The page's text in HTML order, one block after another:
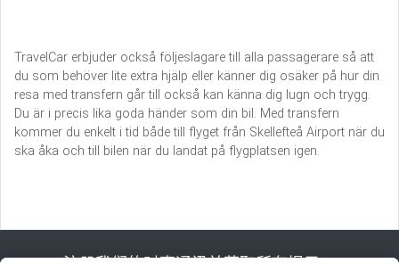
TravelCar erbjuder också följeslagare till alla passagerare så att
du som behöver lite extra hjälp eller känner dig osäker på hur din
resa med transfern går till också kan känna dig lugn och trygg.
Du är i precis lika goda händer som din bil. Med transfern
kommer du enkelt i tid både till flyget från Skellefteå Airport när du
ska åka och till bilen när du landat på flygplatsen igen.